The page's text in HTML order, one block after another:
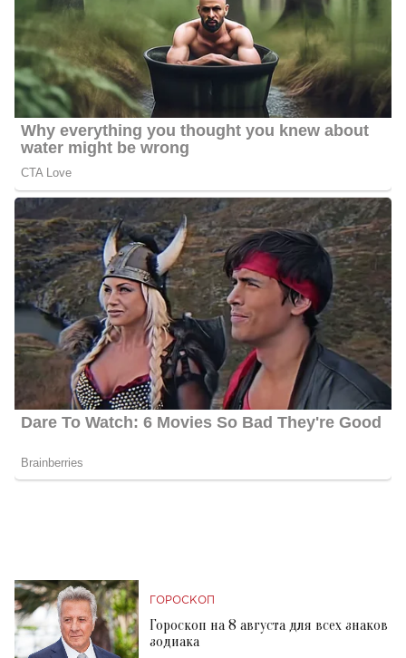
ГОРОСКОП
Гороскоп на 8 августа для всех знаков
зодиака